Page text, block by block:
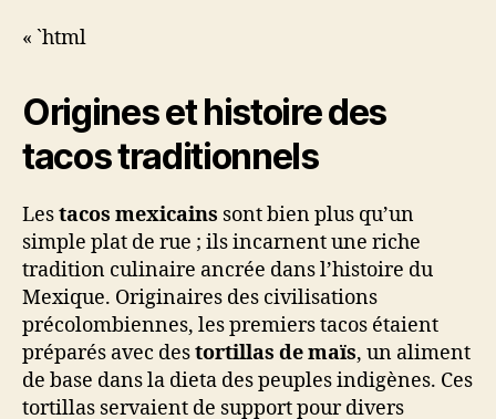
« `html
Origines et histoire des
tacos traditionnels
Lestacos mexicains sont bien plus qu’un
simple plat de rue ; ils incarnent une riche
tradition culinaire ancrée dans l’histoire du
Mexique. Originaires des civilisations
précolombiennes, les premiers tacos étaient
préparés avec destortillas de maïs, un aliment
de base dans la dieta des peuples indigènes. Ces
tortillas servaient de support pour divers